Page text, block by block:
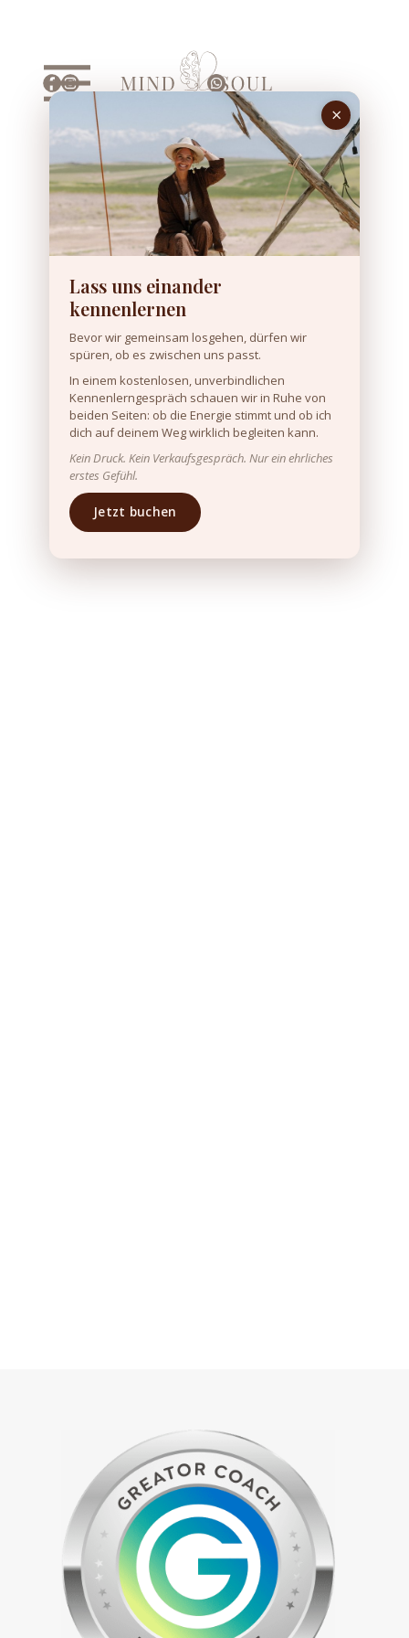
Lass uns einander
kennenlernen
Bevor wir gemeinsam losgehen, dürfen wir
spüren, ob es zwischen uns passt.
In einem kostenlosen, unverbindlichen
Kennenlerngespräch schauen wir in Ruhe von
beiden Seiten: ob die Energie stimmt und ob ich
dich auf deinem Weg wirklich begleiten kann.
Kein Druck. Kein Verkaufsgespräch. Nur ein ehrliches
erstes Gefühl.
Jetzt buchen